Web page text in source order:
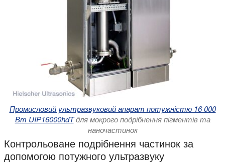
Промисловий ультразвуковий апарат потужністю 16 000
Вт UIP16000hdTдля мокрого подрібнення пігментів та
наночастинок
Контрольоване подрібнення частинок за
допомогою потужного ультразвуку